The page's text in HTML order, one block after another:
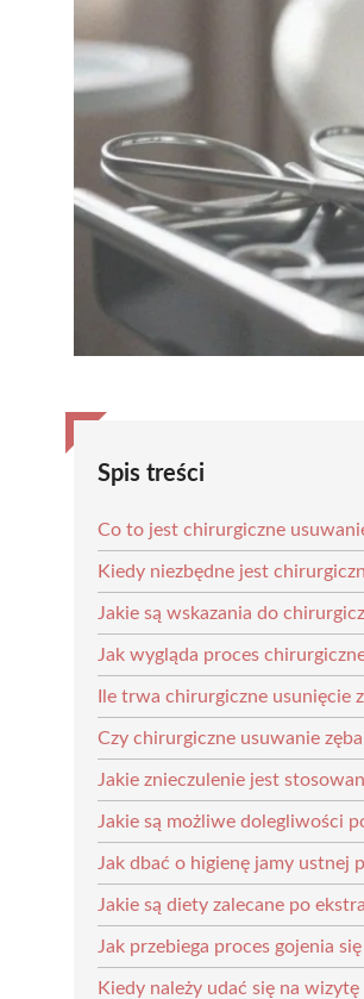
Spis treści
Co to jest chirurgiczne
Kiedy niezbędne jest
Jakie są wskazania do
Jak wygląda proces
Ile trwa chirurgiczne usunięcie
Czy chirurgiczne usuwanie
Jakie znieczulenie jest
Jakie są możliwe dolegliwości
Jak dbać o higienę jamy ustnej
Jakie są diety zalecane po
Jak przebiega proces gojenia
Kiedy należy udać się na